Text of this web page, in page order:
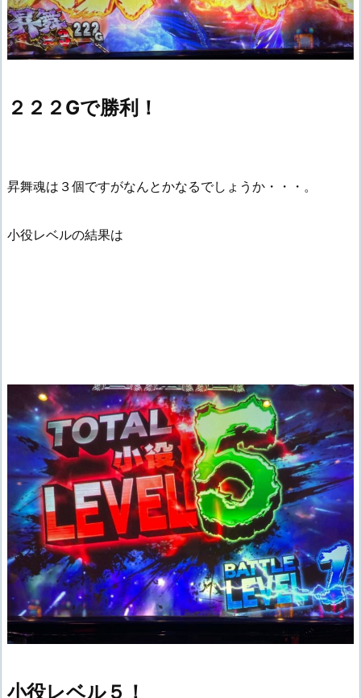
２２２Gで勝利！
昇舞魂は３個ですがなんとかなるでしょうか・・・。
小役レベルの結果は
小役レベル５！